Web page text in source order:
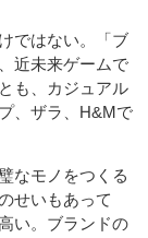
ではない。「ブ
近未来ゲームで
も、カジュアル
、ザラ、H&Mで
なモノをつくる
せいもあって
い。ブランドの